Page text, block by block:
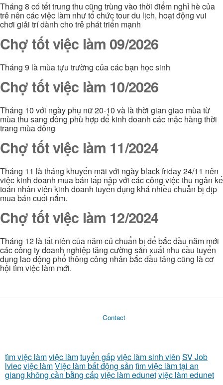
Tháng 8 có tết trung thu cũng trùng vào thời điểm nghỉ hè của
trẻ nên các việc làm như tổ chức tour du lịch, hoạt động vui
chơi giải trí dành cho trẻ phát triển mạnh
Chợ tốt việc làm 09/2026
Tháng 9 là mùa tựu trường của các bạn học sinh
Chợ tốt việc làm 10/2026
Tháng 10 với ngày phụ nữ 20-10 và là thời gian giao mùa từ
mùa thu sang đông phù hợp để kinh doanh các mặc hàng thời
trang mùa đông
Chợ tốt việc làm 11/2024
Tháng 11 là tháng khuyến mãi với ngày black friday 24/11 nên
việc kinh doanh mua bán tấp nập với các công việc thu ngân kế
toán nhân viên kinh doanh tuyển dụng khá nhiều chuẫn bị dịp
mua bán cuối nắm.
Chợ tốt việc làm 12/2024
Tháng 12 là tất niên của năm củ chuẩn bị để bắc đầu năm mới
các công ty doanh nghiệp tăng cường sản xuất nhu cầu tuyển
dụng lao động phổ thông công nhân bắc đầu tăng cũng là cơ
hội tìm việc làm mới.
Contact
tìm việc làmviệc làmtuyển gấpviệc làm sinh viên SV Job
lviecviệc làmViệc làm bất động sản tìm việc làm tại an
giang không cần bằng cấpviệc làm edunetviệc làm edunet